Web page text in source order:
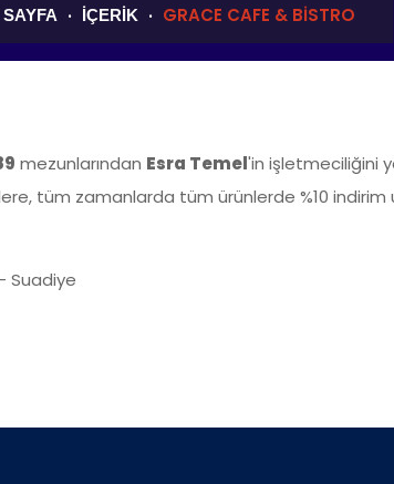
İÇERIK GRACE CAFE & BISTRO
mezunlarından Esra Temel'in işletmeciliğini
tüm zamanlarda tüm ürünlerde %10 indirim
Suadiye